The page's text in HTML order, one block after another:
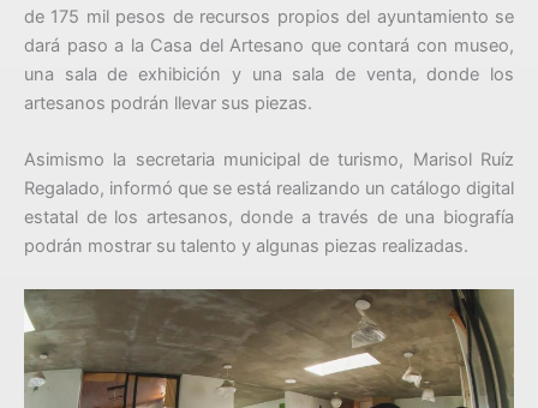
de 175 mil pesos de recursos propios del ayuntamiento se
dará paso a la Casa del Artesano que contará con museo,
una sala de exhibición y una sala de venta, donde los
artesanos podrán llevar sus piezas.
Asimismo la secretaria municipal de turismo, Marisol Ruíz
Regalado, informó que se está realizando un catálogo digital
estatal de los artesanos, donde a través de una biografía
podrán mostrar su talento y algunas piezas realizadas.